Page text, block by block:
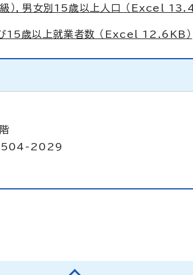
），男女別15歳以上人口 （Excel
15歳以上就業者数 （Excel 12.6KB）
504-2029